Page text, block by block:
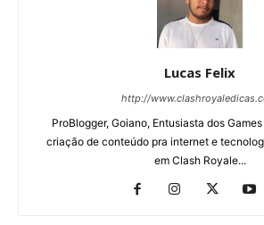
Lucas Felix
http://
ProBlogger, Goiano, Entusiasta dos
criação de conteúdo pra internet e
em Clash Royale...